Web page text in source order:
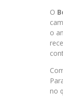
O
o
no